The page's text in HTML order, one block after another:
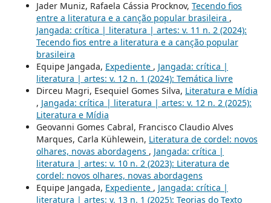
Jader Muniz, Rafaela Cássia Procknov, Tecendo fios
entre a literatura e a canção popular brasileira ,
Jangada: crítica | literatura | artes: v. 11 n. 2 (2024):
Tecendo fios entre a literatura e a canção popular
brasileira
Equipe Jangada, Expediente , Jangada: crítica |
literatura | artes: v. 12 n. 1 (2024): Temática livre
Dirceu Magri, Esequiel Gomes Silva, Literatura e Mídia
, Jangada: crítica | literatura | artes: v. 12 n. 2 (2025):
Literatura e Mídia
Geovanni Gomes Cabral, Francisco Claudio Alves
Marques, Carla Kühlewein, Literatura de cordel: novos
olhares, novas abordagens , Jangada: crítica |
literatura | artes: v. 10 n. 2 (2023): Literatura de
cordel: novos olhares, novas abordagens
Equipe Jangada, Expediente , Jangada: crítica |
literatura | artes: v. 13 n. 1 (2025): Teorias do Texto